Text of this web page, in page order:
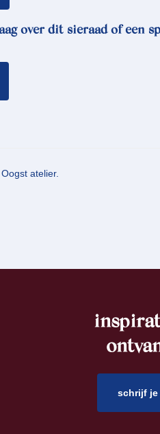
over dit sieraad of een
atelier.
schrijf